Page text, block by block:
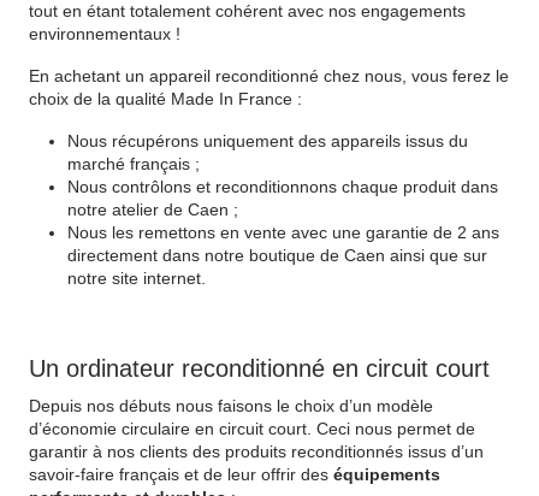
tout en étant totalement cohérent avec nos engagements
environnementaux !
En achetant un appareil reconditionné chez nous, vous ferez le
choix de la qualité Made In France :
Nous récupérons uniquement des appareils issus du
marché français ;
Nous contrôlons et reconditionnons chaque produit dans
notre atelier de Caen ;
Nous les remettons en vente avec une garantie de 2 ans
directement dans notre boutique de Caen ainsi que sur
notre site internet.
Un ordinateur reconditionné en circuit court
Depuis nos débuts nous faisons le choix d’un modèle
d’économie circulaire en circuit court. Ceci nous permet de
garantir à nos clients des produits reconditionnés issus d’un
savoir-faire français et de leur offrir des équipements